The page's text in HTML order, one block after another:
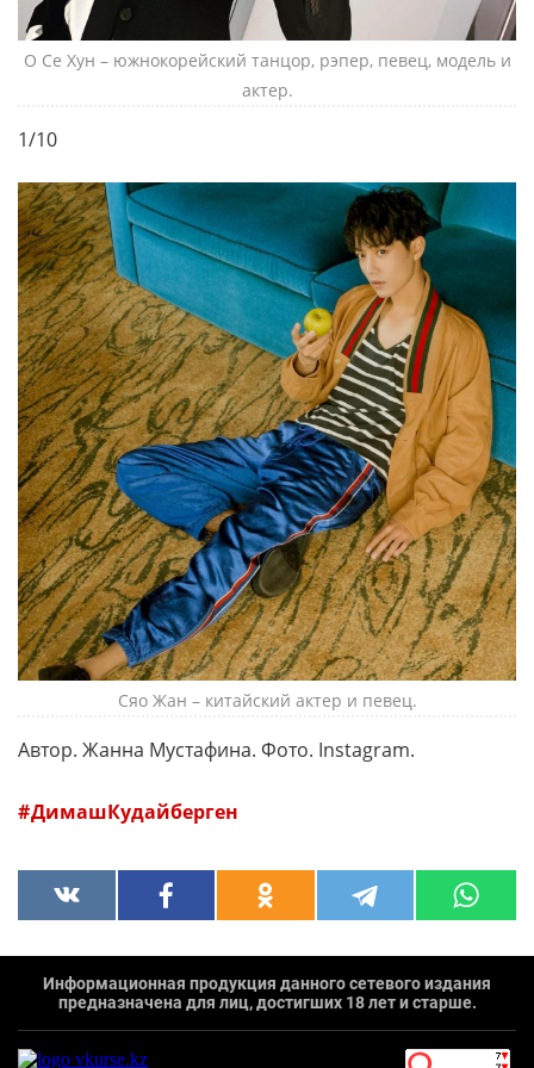
О Се Хун – южнокорейский танцор, рэпер, певец, модель и
актер.
1/10
Сяо Жан – китайский актер и певец.
Автор. Жанна Мустафина. Фото. Instagram.
ДимашКудайберген
Информационная продукция данного сетевого издания
предназначена для лиц, достигших 18 лет и старше.